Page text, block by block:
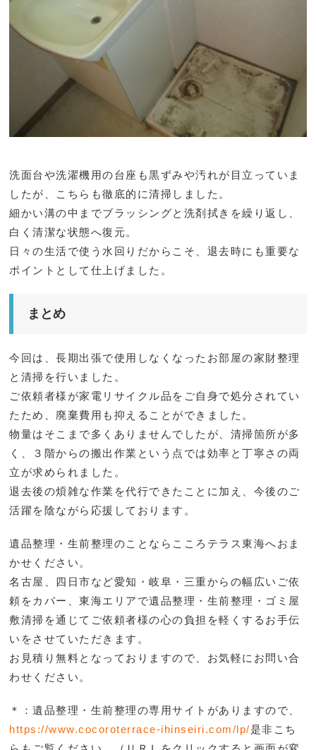
洗面台や洗濯機用の台座も黒ずみや汚れが目立っていま
したが、こちらも徹底的に清掃しました。
細かい溝の中までブラッシングと洗剤拭きを繰り返し、
白く清潔な状態へ復元。
日々の生活で使う水回りだからこそ、退去時にも重要な
ポイントとして仕上げました。
まとめ
今回は、長期出張で使用しなくなったお部屋の家財整理
と清掃を行いました。
ご依頼者様が家電リサイクル品をご自身で処分されてい
たため、廃棄費用も抑えることができました。
物量はそこまで多くありませんでしたが、清掃箇所が多
く、３階からの搬出作業という点では効率と丁寧さの両
立が求められました。
退去後の煩雑な作業を代行できたことに加え、今後のご
活躍を陰ながら応援しております。
遺品整理・生前整理のことならこころテラス東海へおま
かせください。
名古屋、四日市など愛知・岐阜・三重からの幅広いご依
頼をカバー、東海エリアで遺品整理・生前整理・ゴミ屋
敷清掃を通じてご依頼者様の心の負担を軽くするお手伝
いをさせていただきます。
お見積り無料となっておりますので、お気軽にお問い合
わせください。
＊：遺品整理・生前整理の専用サイトがありますので、
https://www.cocoroterrace-ihinseiri.com/lp/是非こち